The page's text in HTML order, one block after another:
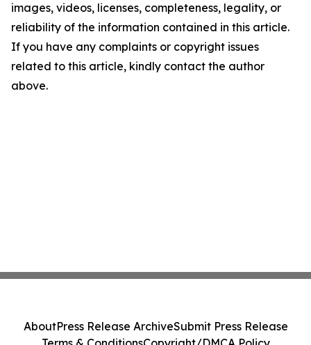
images, videos, licenses, completeness, legality, or
reliability of the information contained in this article.
If you have any complaints or copyright issues
related to this article, kindly contact the author
above.
AboutPress Release ArchiveSubmit Press Release